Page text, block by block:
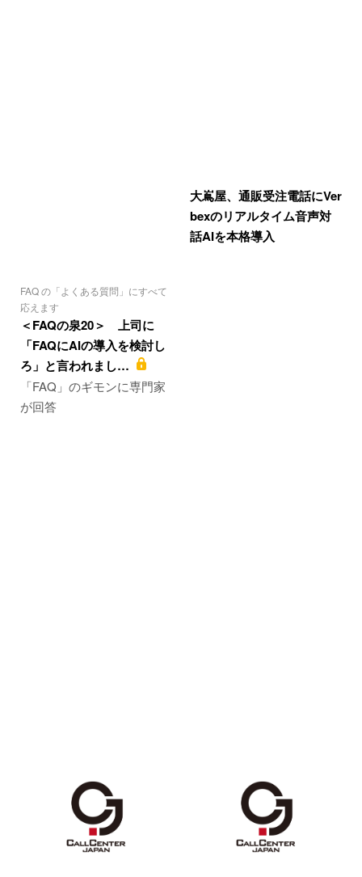
FAQ の「よくある質問」にすべて
応えます
＜FAQの泉20＞ 上司に
「FAQにAIの導入を検討し
ろ」と言われまし…
「FAQ」のギモンに専門家
が回答
大嶌屋、通販受注電話にVer
bexのリアルタイム音声対
話AIを本格導入